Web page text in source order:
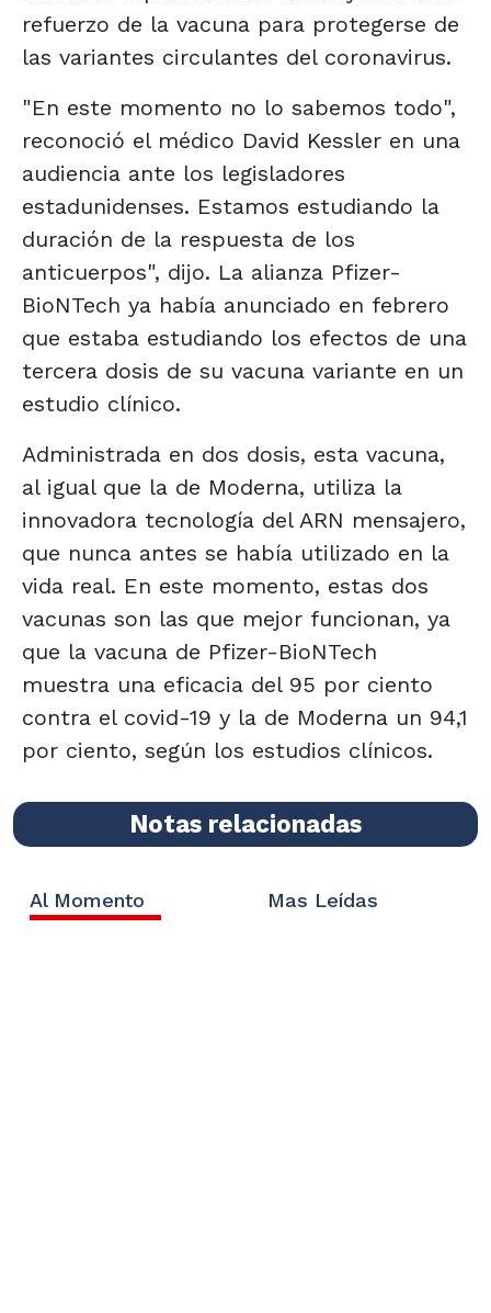
refuerzo de la vacuna para protegerse de
las variantes circulantes del coronavirus.
"En este momento no lo sabemos todo",
reconoció el médico David Kessler en una
audiencia ante los legisladores
estadunidenses. Estamos estudiando la
duración de la respuesta de los
anticuerpos", dijo. La alianza Pfizer-
BioNTech ya había anunciado en febrero
que estaba estudiando los efectos de una
tercera dosis de su vacuna variante en un
estudio clínico.
Administrada en dos dosis, esta vacuna,
al igual que la de Moderna, utiliza la
innovadora tecnología del ARN mensajero,
que nunca antes se había utilizado en la
vida real. En este momento, estas dos
vacunas son las que mejor funcionan, ya
que la vacuna de Pfizer-BioNTech
muestra una eficacia del 95 por ciento
contra el covid-19 y la de Moderna un 94,1
por ciento, según los estudios clínicos.
Notas relacionadas
Al Momento Mas Leídas